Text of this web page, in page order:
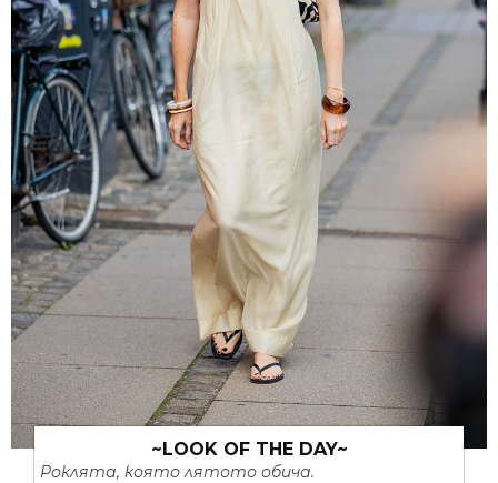
~LOOK OF THE DAY~
Роклята, която лятото обича.